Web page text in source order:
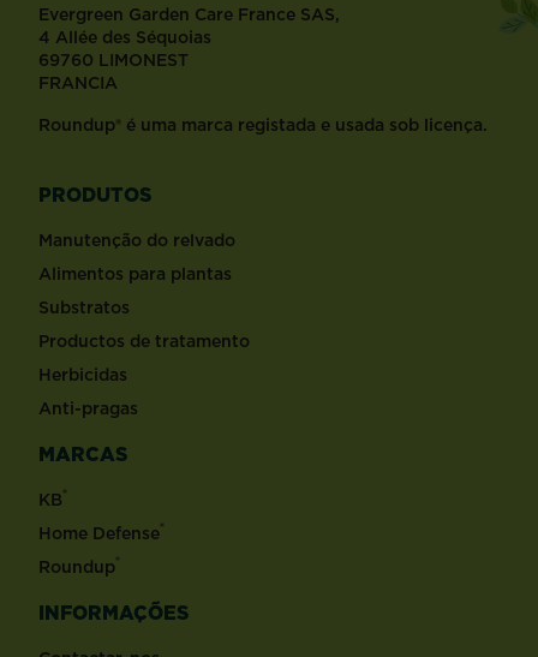
Evergreen Garden Care France SAS,
4 Allée des Séquoias
69760 LIMONEST
FRANCIA
Roundup® é uma marca registada e usada sob licença.
PRODUTOS
Manutenção do relvado
Alimentos para plantas
Substratos
Productos de tratamento
Herbicidas
​Anti-pragas
MARCAS
KB®
Home Defense®
Roundup®
INFORMAÇÕES